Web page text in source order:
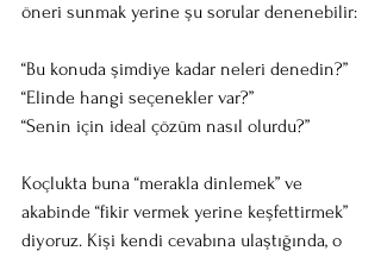
öneri sunmak yerine şu sorular denenebilir:
“Bu konuda şimdiye kadar neleri denedin?”
“Elinde hangi seçenekler var?”
“Senin için ideal çözüm nasıl olurdu?”
Koçlukta buna “merakla dinlemek” ve
akabinde “fikir vermek yerine keşfettirmek”
diyoruz. Kişi kendi cevabına ulaştığında, o